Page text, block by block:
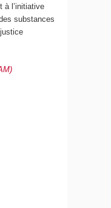
à l’initiative
substances